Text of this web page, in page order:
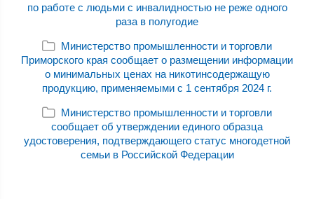
по работе с людьми с инвалидностью не реже одного
раза в полугодие
Министерство промышленности и торговли
Приморского края сообщает о размещении информации
о минимальных ценах на никотинсодержащую
продукцию, применяемыми с 1 сентября 2024 г.
Министерство промышленности и торговли
сообщает об утверждении единого образца
удостоверения, подтверждающего статус многодетной
семьи в Российской Федерации